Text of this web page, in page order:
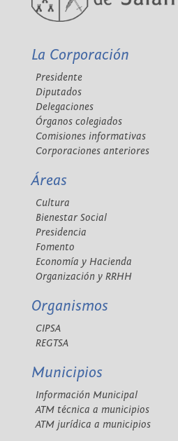
La Corporación
Presidente
Diputados
Delegaciones
Órganos colegiados
Comisiones informativas
Corporaciones anteriores
Áreas
Cultura
Bienestar Social
Presidencia
Fomento
Economía y Hacienda
Organización y RRHH
Organismos
CIPSA
REGTSA
Municipios
Información Municipal
ATM técnica a municipios
ATM jurídica a municipios